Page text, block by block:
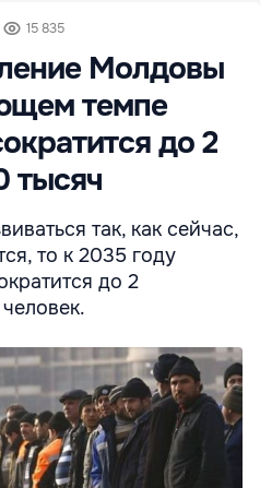
15 835
Молдовы
темпе
до 2
тысяч
так, как сейчас,
то к 2035 году
до 2